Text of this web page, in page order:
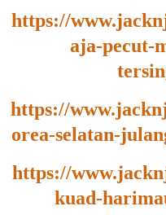
https://
aja-pecut-
https://
orea-selatan-
https://
kuad-